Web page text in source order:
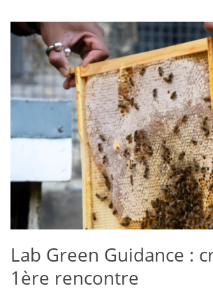
Lab Green Guidance :
1ère rencontre